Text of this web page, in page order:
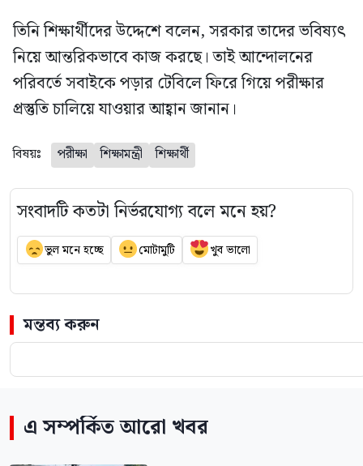
তিনি শিক্ষার্থীদের উদ্দেশে বলেন, সরকার তাদের ভবিষ্যৎ
নিয়ে আন্তরিকভাবে কাজ করছে। তাই আন্দোলনের
পরিবর্তে সবাইকে পড়ার টেবিলে ফিরে গিয়ে পরীক্ষার
প্রস্তুতি চালিয়ে যাওয়ার আহ্বান জানান।
বিষয়ঃ পরীক্ষা শিক্ষামন্ত্রী শিক্ষার্থী
সংবাদটি কতটা নির্ভরযোগ্য বলে মনে হয়?
ভুল মনে হচ্ছে মোটামুটি খুব ভালো
মন্তব্য করুন
এ সম্পর্কিত আরো খবর